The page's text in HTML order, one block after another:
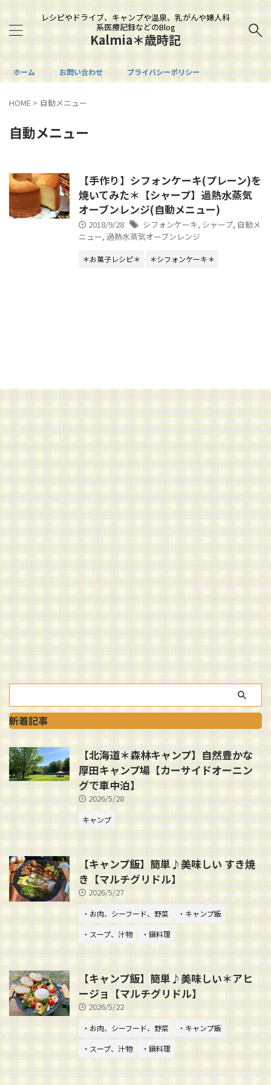
レシピやドライブ、キャンプや温泉、乳がんや婦人科
系医療記録などのBlog
Kalmia＊歳時記
ホーム お問い合わせ プライバシーポリシー
HOME > 自動メニュー
自動メニュー
【手作り】シフォンケーキ(プレーン)を
焼いてみた＊【シャープ】過熱水蒸気
オーブンレンジ(自動メニュー)
2018/9/28 シフォンケーキ, シャープ, 自動メ
ニュー, 過熱水蒸気オーブンレンジ
＊お菓子レシピ＊ ＊シフォンケーキ＊
新着記事
【北海道＊森林キャンプ】自然豊かな
厚田キャンプ場【カーサイドオーニン
グで車中泊】
2026/5/28
キャンプ
【キャンプ飯】簡単♪美味しい すき焼
き【マルチグリドル】
2026/5/27
・お肉、シーフード、野菜
・キャンプ飯
・スープ、汁物
・鍋料理
【キャンプ飯】簡単♪美味しい＊アヒ
ージョ【マルチグリドル】
2026/5/22
・お肉、シーフード、野菜
・キャンプ飯
・スープ、汁物
・鍋料理